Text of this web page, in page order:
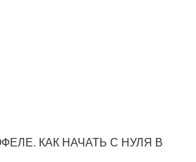
КАК НАЧАТЬ С НУЛЯ В